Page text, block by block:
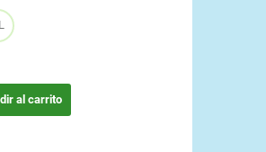
al carrito